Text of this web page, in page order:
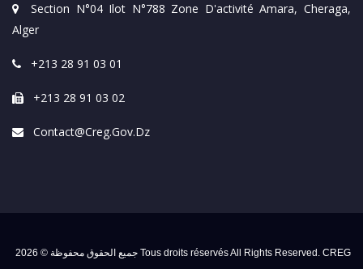
Section N°04 Ilot N°788 Zone D'activité Amara, Cheraga,
Alger
+213 28 91 03 01
+213 28 91 03 02
Contact@creg.gov.dz
جميع الحقوق محفوظة © 2026 Tous droits réservés All Rights Reserved. CREG